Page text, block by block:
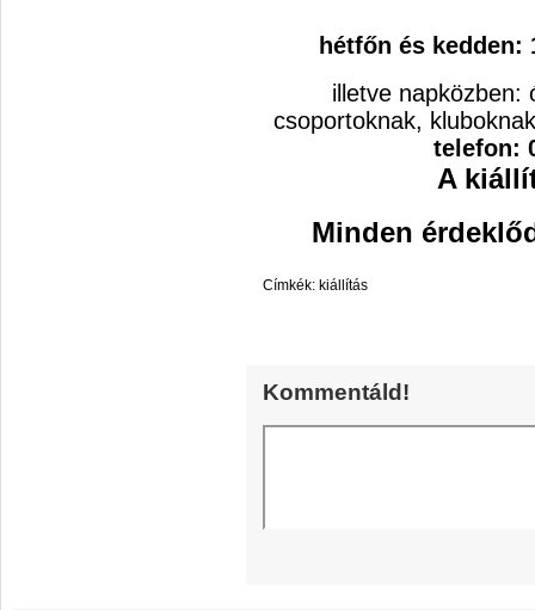
hétfőn és kedden:
illetve napközben:
csoportoknak,
telefon:
A
Minden
Címkék: kiállítás
Kommentáld!